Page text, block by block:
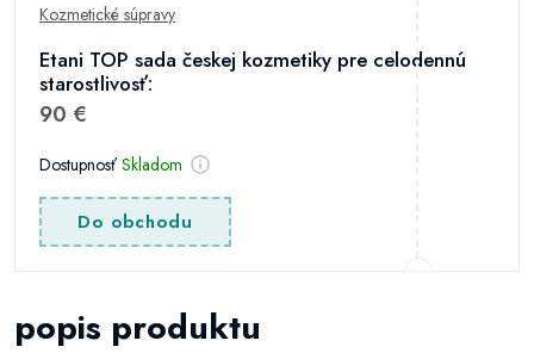
Kozmetické súpravy
Etani TOP sada českej kozmetiky pre celodennú
starostlivosť:
90 €
Dostupnosť Skladom
Do obchodu
popis produktu